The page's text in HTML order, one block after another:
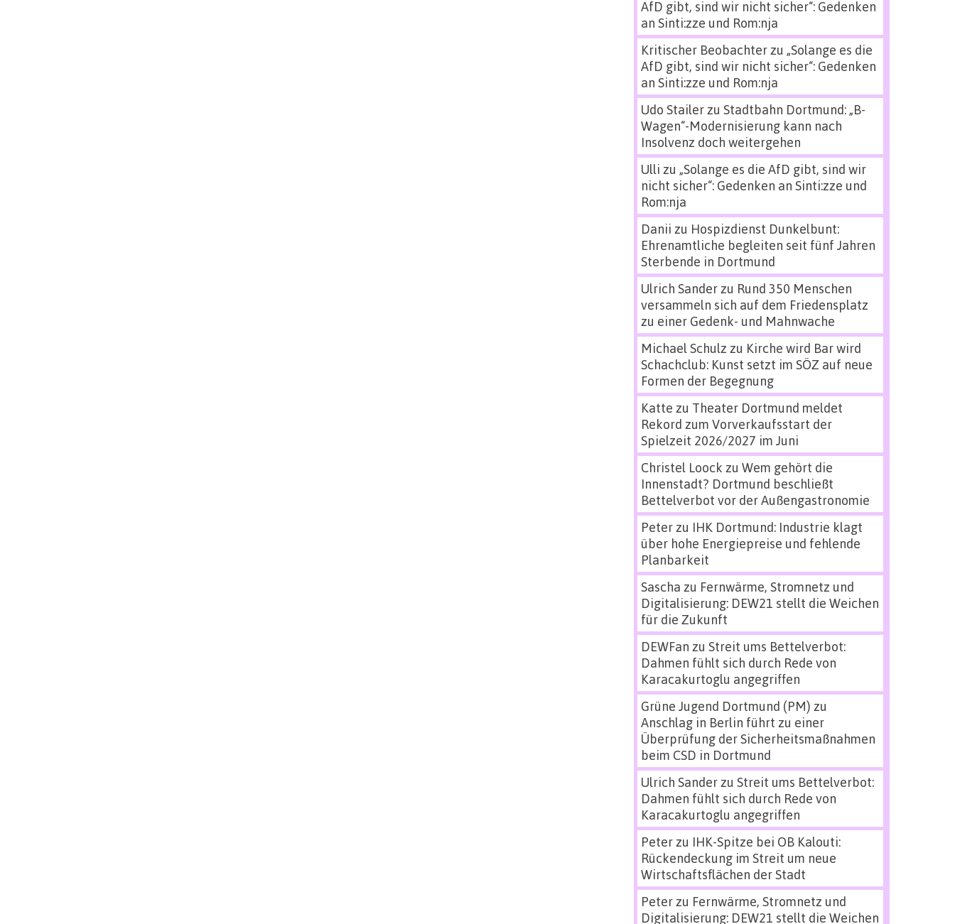
AfD gibt, sind wir nicht sicher“: Gedenken
an Sinti:zze und Rom:nja
Kritischer Beobachterzu „Solange es die
AfD gibt, sind wir nicht sicher“: Gedenken
an Sinti:zze und Rom:nja
Udo Stailerzu Stadtbahn Dortmund: „B-
Wagen“-Modernisierung kann nach
Insolvenz doch weitergehen
Ulli zu „Solange es die AfD gibt, sind wir
nicht sicher“: Gedenken an Sinti:zze und
Rom:nja
Danii zu Hospizdienst Dunkelbunt:
Ehrenamtliche begleiten seit fünf Jahren
Sterbende in Dortmund
Ulrich Sanderzu Rund 350 Menschen
versammeln sich auf dem Friedensplatz
zu einer Gedenk- und Mahnwache
Michael Schulz zu Kirche wird Bar wird
Schachclub: Kunst setzt im SÖZ auf neue
Formen der Begegnung
Katte zu Theater Dortmund meldet
Rekord zum Vorverkaufsstart der
Spielzeit 2026/2027 im Juni
Christel Loock zu Wem gehört die
Innenstadt? Dortmund beschließt
Bettelverbot vor der Außengastronomie
Peterzu IHK Dortmund: Industrie klagt
über hohe Energiepreise und fehlende
Planbarkeit
Sascha zu Fernwärme, Stromnetz und
Digitalisierung: DEW21 stellt die Weichen
für die Zukunft
DEWFan zu Streit ums Bettelverbot:
Dahmen fühlt sich durch Rede von
Karacakurtoglu angegriffen
Grüne Jugend Dortmund (PM) zu
Anschlag in Berlin führt zu einer
Überprüfung der Sicherheitsmaßnahmen
beim CSD in Dortmund
Ulrich Sanderzu Streit ums Bettelverbot:
Dahmen fühlt sich durch Rede von
Karacakurtoglu angegriffen
Peterzu IHK-Spitze bei OB Kalouti:
Rückendeckung im Streit um neue
Wirtschaftsflächen der Stadt
Peterzu Fernwärme, Stromnetz und
Digitalisierung: DEW21 stellt die Weichen